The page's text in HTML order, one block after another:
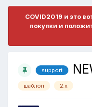
COVID2019 и это
покупки и
support
шаблон 2.x